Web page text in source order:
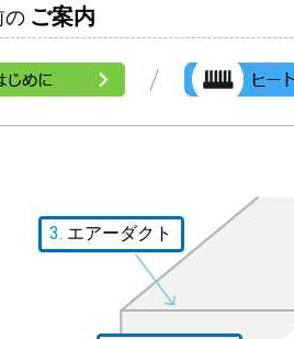
の ご案内
/
3. エアーダクト